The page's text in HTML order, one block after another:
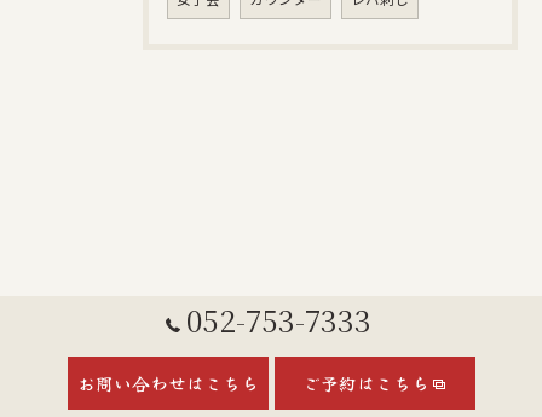
052-753-7333
お問い合わせはこちら ご予約はこちら